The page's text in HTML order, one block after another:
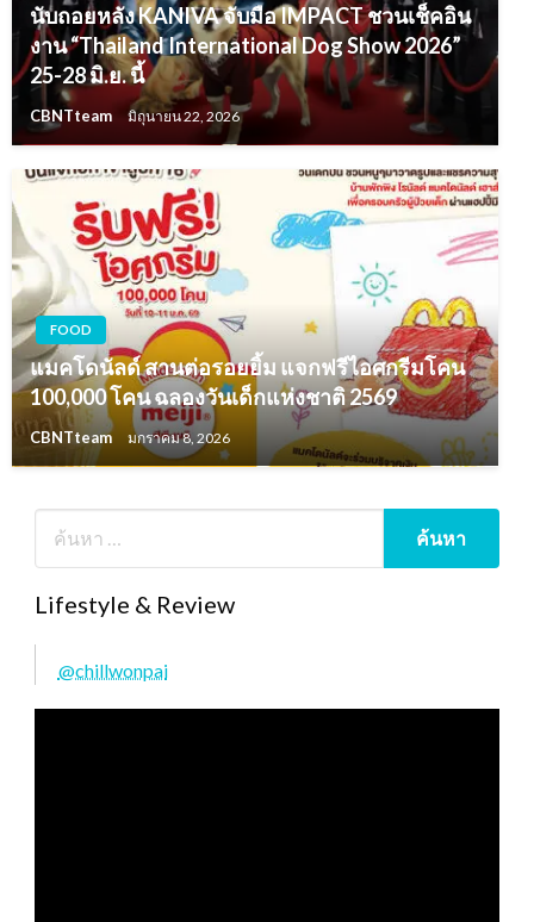
นับถอยหลัง KANIVA จับมือ IMPACT ชวนเช็คอิน
งาน “Thailand International Dog Show 2026”
25-28 มิ.ย. นี้
CBNTteam มิถุนายน 22, 2026
FOOD
แมคโดนัลด์ สานต่อรอยยิ้ม แจกฟรีไอศกรีมโคน
100,000 โคน ฉลองวันเด็กแห่งชาติ 2569
CBNTteam มกราคม 8, 2026
Lifestyle & Review
@chillwonpai